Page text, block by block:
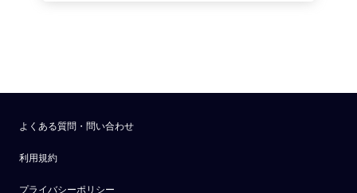
よくある質問・問い合わせ
利用規約
プライバシーポリシー